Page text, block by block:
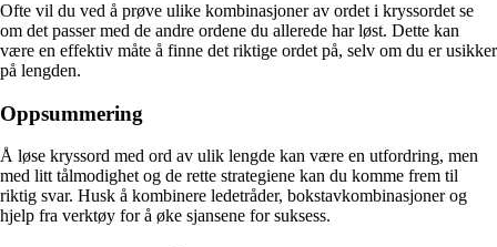
Ofte vil du ved å prøve ulike kombinasjoner av ordet i kryssordet se
om det passer med de andre ordene du allerede har løst. Dette kan
være en effektiv måte å finne det riktige ordet på, selv om du er usikker
på lengden.
Oppsummering
Å løse kryssord med ord av ulik lengde kan være en utfordring, men
med litt tålmodighet og de rette strategiene kan du komme frem til
riktig svar. Husk å kombinere ledetråder, bokstavkombinasjoner og
hjelp fra verktøy for å øke sjansene for suksess.